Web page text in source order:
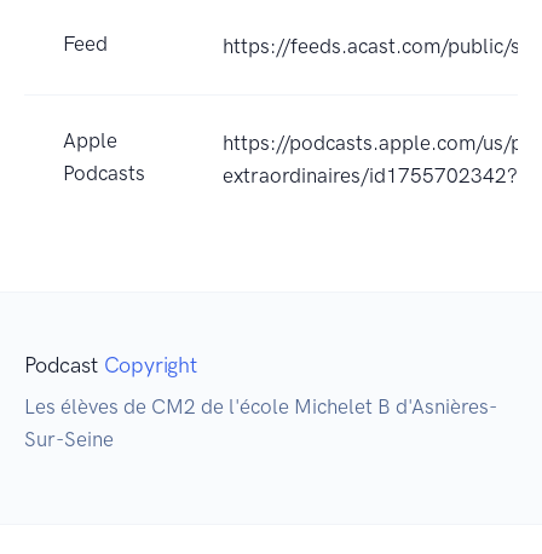
Feed https://feeds.acast.com/public/
Apple
Podcasts
https://podcasts.apple.com/us/
extraordinaires/
Podcast Copyright
Les élèves de CM2 de l'école Michelet B d'Asnières-
Sur-Seine